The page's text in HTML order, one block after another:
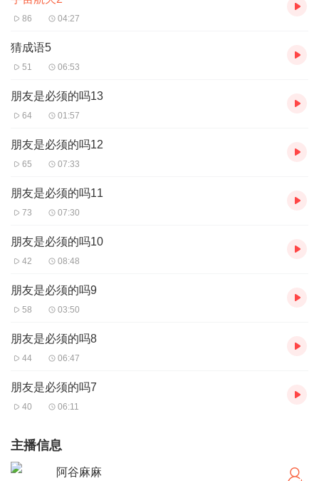
86 04:27
猜成语5
51 06:53
朋友是必须的吗13
64 01:57
朋友是必须的吗12
65 07:33
朋友是必须的吗11
73 07:30
朋友是必须的吗10
42 08:48
朋友是必须的吗9
58 03:50
朋友是必须的吗8
44 06:47
朋友是必须的吗7
40 06:11
主播信息
阿谷麻麻